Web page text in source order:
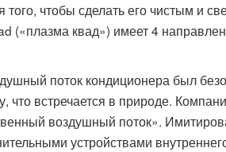
того, чтобы сделать его чистым и
(«плазма квад») имеет 4
поток кондиционера был
что встречается в природе.
воздушный поток».
устройствами